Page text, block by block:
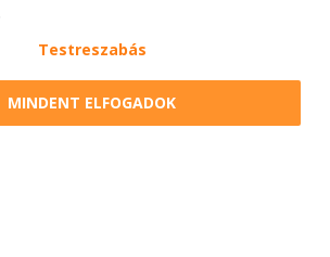
- Falatozz.hu - Diston-line Kft.
Testreszabás
MINDENT ELFOGADOK